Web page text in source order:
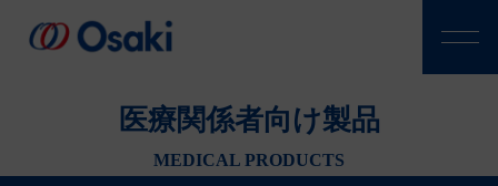
医療関係者向け製品
MEDICAL PRODUCTS